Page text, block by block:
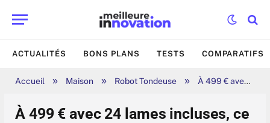
ACTUALITÉS BONS PLANS TESTS COMPARATIFS
Accueil » Maison » Robot Tondeuse » À 499 € avec 24 lames incluses, ce robot tondeuse autonome est paré pour plusieurs saisons de tonte
À 499 € avec 24 lames incluses, ce